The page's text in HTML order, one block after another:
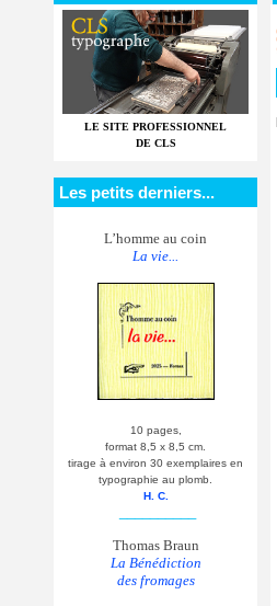
LE SITE PROFESSIONNEL
DE CLS
Les petits derniers...
L’homme au coin
La vie...
10 pages,
format 8,5 x 8,5 cm.
tirage à environ 30 exemplaires en
typographie au plomb.
H. C.
Thomas Braun
La Bénédiction
des fromages